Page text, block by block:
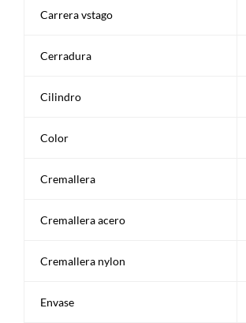
Carrera vstago
Cerradura
Cilindro
Color
Cremallera
Cremallera acero
Cremallera nylon
Envase